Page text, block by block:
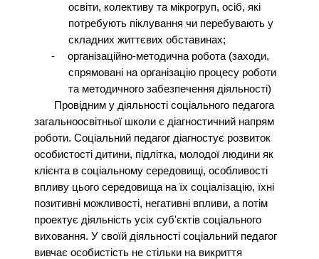
освіти, колективу та мікрогруп, осіб, які
потребують піклування чи перебувають у
складних життєвих обставинах;
-
організаційно-методична робота (заходи,
спрямовані на організацію процесу роботи
та методичного забезпечення діяльності)
Провідним у діяльності соціального педагога
загальноосвітньої школи є діагностичний напрям
роботи. Соціальний педагог діагностує розвиток
особистості дитини, підлітка, молодої людини як
клієнта в соціальному середовищі, особливості
впливу цього середовища на їх соціалізацію, їхні
позитивні можливості, негативні впливи, а потім
проектує діяльність усіх суб'єктів соціального
виховання. У своїй діяльності соціальний педагог
вивчає особистість не стільки на викриття